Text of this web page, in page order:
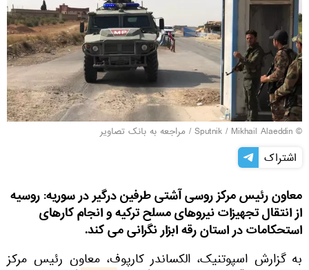
© Sputnik / Mikhail Alaeddin
/ مراجعه به بانک تصاویر
اشتراک
معاون رئیس مرکز روسی آشتی طرفین درگیر در سوریه: روسیه
از انتقال تجهیزات نیروهای مسلح ترکیه و انجام کارهای
استحکامات در استان رقه ابزار نگرانی می کند.
به گزارش اسپوتنیک، الکساندر کارپوف، معاون رئیس مرکز